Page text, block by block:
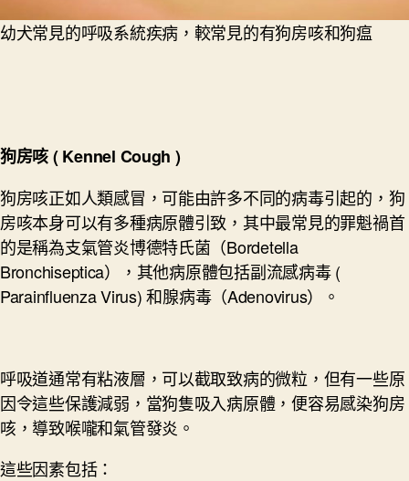
幼犬常見的呼吸系統疾病，較常見的有狗房咳和狗瘟
狗房咳( Kennel Cough )
狗房咳正如人類感冒，可能由許多不同的病毒引起的，狗
房咳本身可以有多種病原體引致，其中最常見的罪魁禍首
的是稱為支氣管炎博德特氏菌（Bordetella
Bronchiseptica），其他病原體包括副流感病毒 (
Parainfluenza Virus) 和腺病毒（Adenovirus）。
呼吸道通常有粘液層，可以截取致病的微粒，但有一些原
因令這些保護減弱，當狗隻吸入病原體，便容易感染狗房
咳，導致喉嚨和氣管發炎。
這些因素包括：